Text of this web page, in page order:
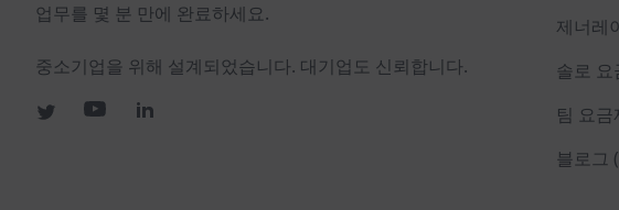
업무를 몇 분 만에 완료하세요.
중소기업을 위해 설계되었습니다. 대기업도 신뢰합니다.
제너레
솔로
팀 요
블로그